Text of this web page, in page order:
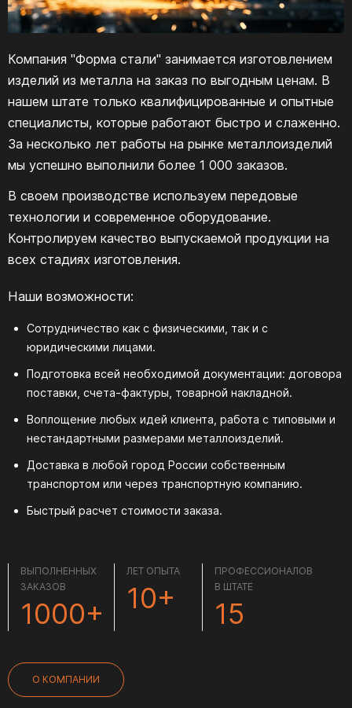
Компания "Форма стали" занимается изготовлением
изделий из металла на заказ по выгодным ценам. В
нашем штате только квалифицированные и опытные
специалисты, которые работают быстро и слаженно.
За несколько лет работы на рынке металлоизделий
мы успешно выполнили более 1 000 заказов.
В своем производстве используем передовые
технологии и современное оборудование.
Контролируем качество выпускаемой продукции на
всех стадиях изготовления.
Наши возможности:
Сотрудничество как с физическими, так и с
юридическими лицами.
Подготовка всей необходимой документации: договора
поставки, счета-фактуры, товарной накладной.
Воплощение любых идей клиента, работа с типовыми и
нестандартными размерами металлоизделий.
Доставка в любой город России собственным
транспортом или через транспортную компанию.
Быстрый расчет стоимости заказа.
ВЫПОЛНЕННЫХ
ЗАКАЗОВ
1000+
ЛЕТ ОПЫТА
10+
ПРОФЕССИОНАЛОВ
В ШТАТЕ
15
О КОМПАНИИ